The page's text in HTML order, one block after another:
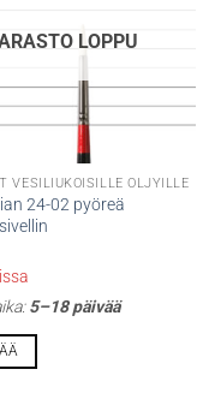
LOPPU
VESILIUKOISILLE ÖLJYILLE
24-02 pyöreä
5–18 päivää